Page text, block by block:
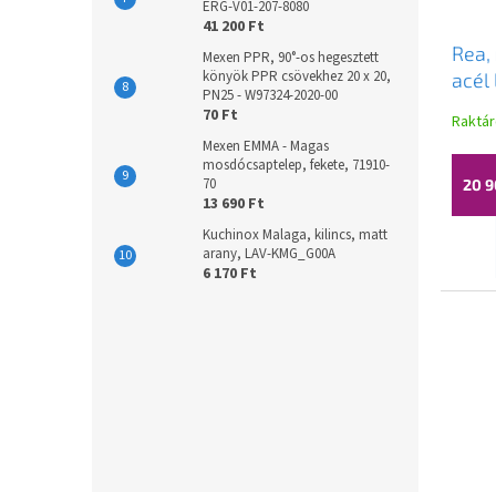
ERG-V01-207-8080
41 200 Ft
Mexen PPR, 90°-os hegesztett
könyök PPR csövekhez 20 x 20,
PN25 - W97324-2020-00
70 Ft
Mexen EMMA - Magas
mosdócsaptelep, fekete, 71910-
70
13 690 Ft
Kuchinox Malaga, kilincs, matt
arany, LAV-KMG_G00A
6 170 Ft
acél
20